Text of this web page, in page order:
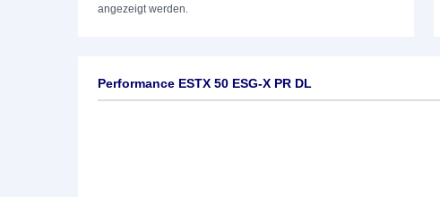
angezeigt werden.
Performance ESTX 50 ESG-X PR DL